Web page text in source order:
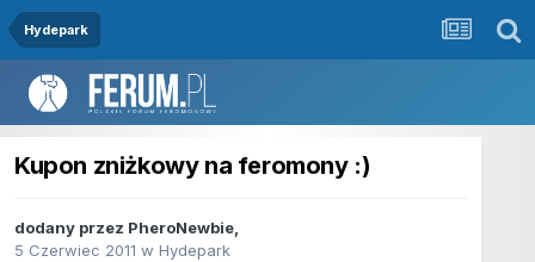
Hydepark
Kupon zniżkowy na feromony :)
dodany przez PheroNewbie,
5 Czerwiec 2011 w Hydepark